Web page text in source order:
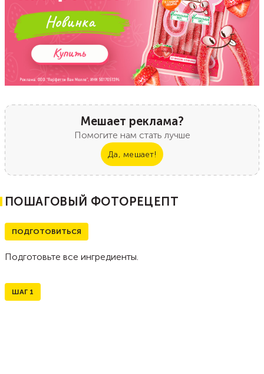
Мешает реклама?
Помогите нам стать лучше
Да, мешает!
ПОШАГОВЫЙ ФОТОРЕЦЕПТ
ПОДГОТОВИТЬСЯ
Подготовьте все ингредиенты.
ШАГ 1